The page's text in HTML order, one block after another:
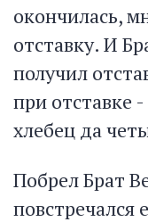
окончилась,
отставку. И
получил
при отставке
хлебец да
Побрел Брат
повстречался